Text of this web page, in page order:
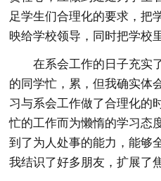
足学生们合理化的要求，把
映给学校领导，同时把学校
在系会工作的日子充实
的同学忙，累，但我确实体
习与系会工作做了合理化的
忙的工作而为懒惰的学习态
到了为人处事的能力，能够
我结识了好多朋友，扩展了